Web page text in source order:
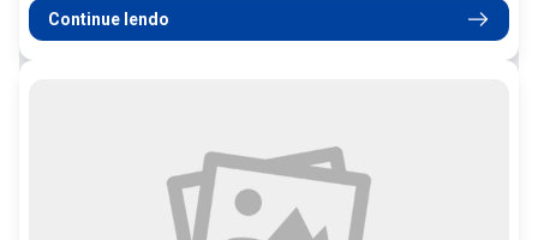
Continue lendo